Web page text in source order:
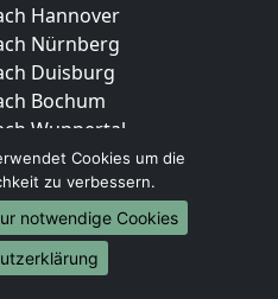
Hannover
Nürnberg
Duisburg
Bochum
Wuppertal
Bielefeld
Bonn
Münster
Cookies um die
zu verbessern.
notwendige Cookies